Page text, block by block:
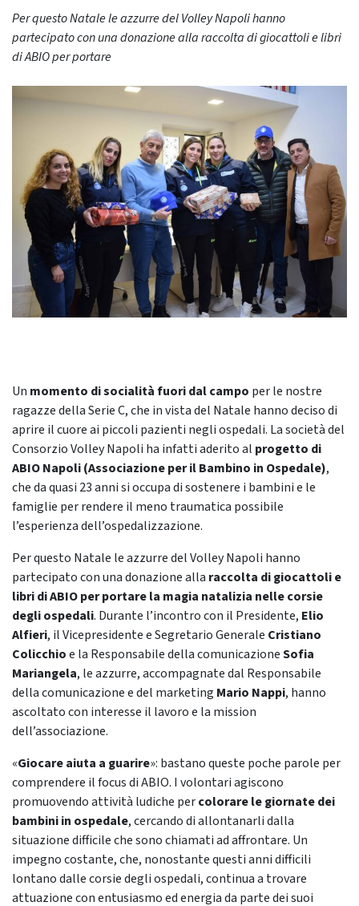
Per questo Natale le azzurre del Volley Napoli hanno
partecipato con una donazione alla raccolta di giocattoli e libri
di ABIO per portare
Un momento di socialitàfuori dal campo per le nostre
ragazze della Serie C, che in vista del Natale hanno deciso di
aprire il cuore ai piccoli pazienti negli ospedali. La società del
Consorzio Volley Napoli ha infatti aderito al progetto di
ABIO Napoli (Associazione per il Bambino in Ospedale),
che da quasi 23 anni si occupa di sostenere i bambini e le
famiglie per rendere il meno traumatica possibile
l’esperienza dell’ospedalizzazione.
Per questo Natale le azzurre del Volley Napoli hanno
partecipato con una donazione alla raccolta di giocattoli e
libri di ABIO per portare la magia natalizia nelle corsie
degli ospedali. Durante l’incontro con il Presidente, Elio
Alfieri, il Vicepresidente e Segretario Generale Cristiano
Colicchioe la Responsabile della comunicazioneSofia
Mariangela, le azzurre, accompagnate dal Responsabile
della comunicazione e del marketing Mario Nappi, hanno
ascoltato con interesse il lavoro e la mission
dell’associazione.
«Giocare aiuta a guarire»: bastano queste poche parole per
comprendere il focus di ABIO. I volontari agiscono
promuovendo attività ludiche percolorare le giornate dei
bambini in ospedale, cercando di allontanarli dalla
situazione difficile che sono chiamati ad affrontare. Un
impegno costante, che, nonostante questi anni difficili
lontano dalle corsie degli ospedali, continua a trovare
attuazione con entusiasmo ed energia da parte dei suoi